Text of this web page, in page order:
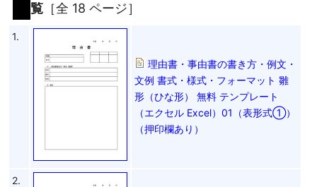
覧 ［全 18 ページ］
1.
理由書・事由書の書き方・例文・
文例 書式・様式・フォーマット 雛
形（ひな形） 無料 テンプレート
（エクセル Excel）01（表形式①）
（押印欄あり）
2.